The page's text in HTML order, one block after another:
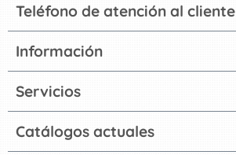
Catálogos actuales
Teléfono de atención al cliente
Información
Servicios